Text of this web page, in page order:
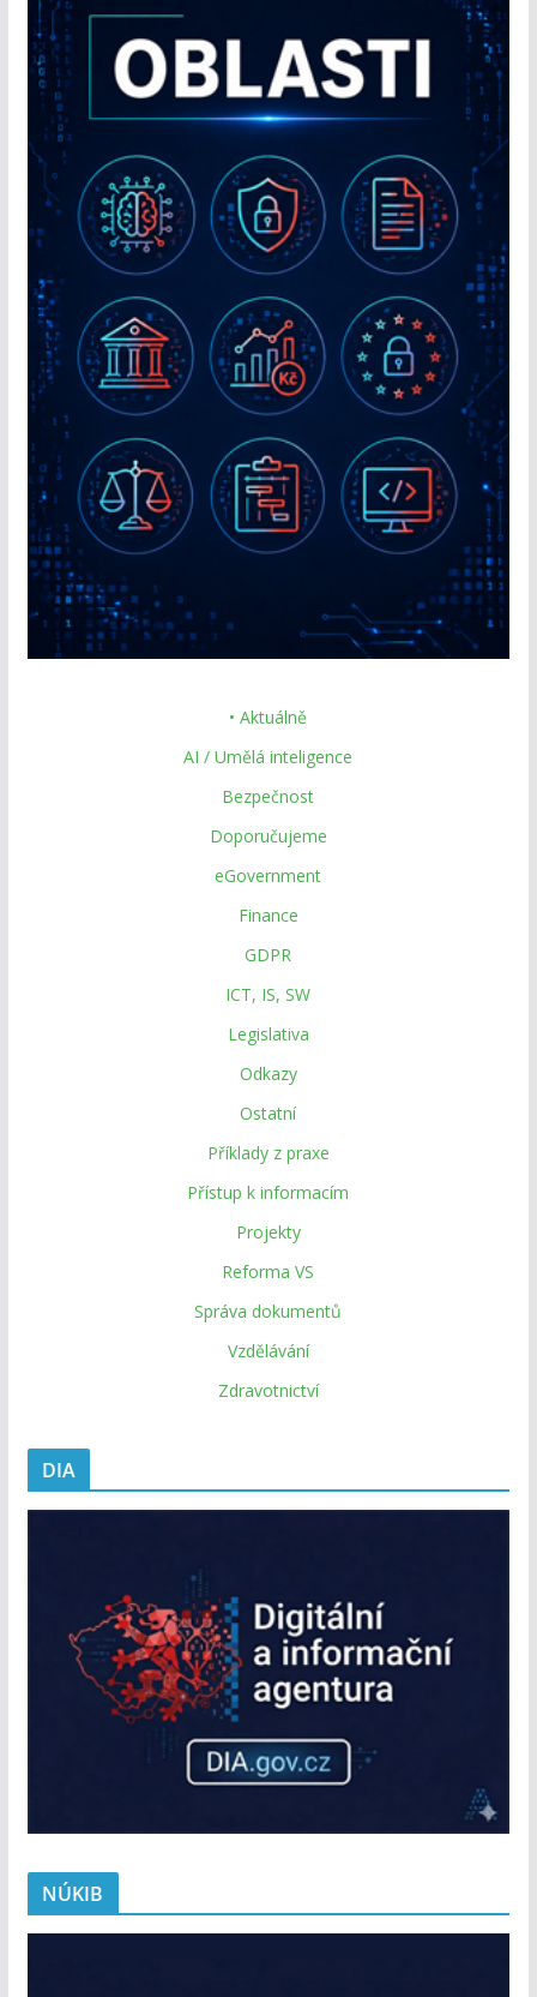
• Aktuálně
AI / Umělá inteligence
Bezpečnost
Doporučujeme
eGovernment
Finance
GDPR
ICT, IS, SW
Legislativa
Odkazy
Ostatní
Příklady z praxe
Přístup k informacím
Projekty
Reforma VS
Správa dokumentů
Vzdělávání
Zdravotnictví
DIA
NÚKIB